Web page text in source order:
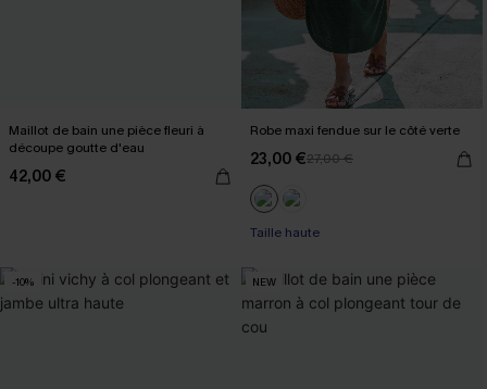
Maillot de bain une pièce fleuri à
découpe goutte d'eau
42,00 €
Robe maxi fendue sur le côté verte
23,00 €27,00 €
Taille haute
-10% NEW